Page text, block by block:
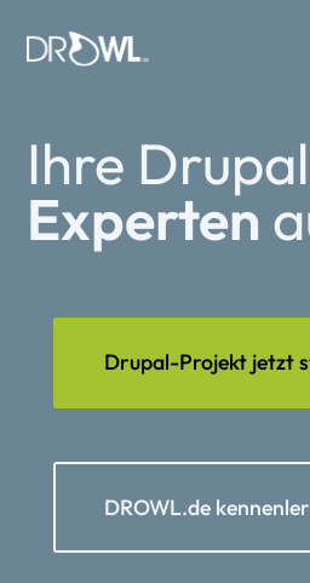
Ihre
Experten
Drupal-Projekt jetzt
DROWL.de